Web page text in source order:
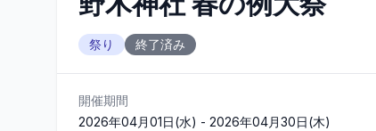
祭り 終了済み
開催期間
2026年04月01日(水) - 2026年04月30日(木)